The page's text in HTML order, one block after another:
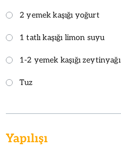
2 yemek kaşığı yoğurt
1 tatlı kaşığı limon suyu
1-2 yemek kaşığı zeytinyağı
Tuz
Yapılışı